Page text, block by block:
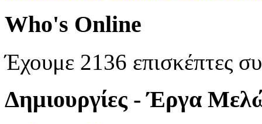
Who's Online
Έχουμε 2136 επισκέπτες
Δημιουργίες - Έργα